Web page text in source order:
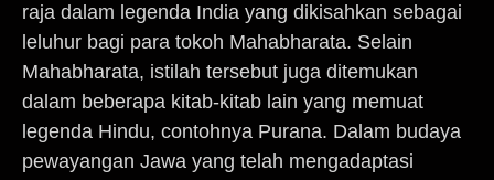
raja dalam legenda India yang dikisahkan sebagai
leluhur bagi para tokoh Mahabharata. Selain
Mahabharata, istilah tersebut juga ditemukan
dalam beberapa kitab-kitab lain yang memuat
legenda Hindu, contohnya Purana. Dalam budaya
pewayangan Jawa yang telah mengadaptasi